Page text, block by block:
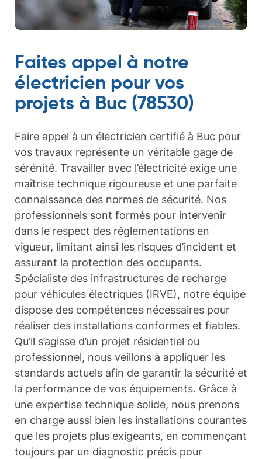
Faites appel à notre
électricien pour vos
projets à Buc (78530)
Faire appel à un électricien certifié à Buc pour
vos travaux représente un véritable gage de
sérénité. Travailler avec l’électricité exige une
maîtrise technique rigoureuse et une parfaite
connaissance des normes de sécurité. Nos
professionnels sont formés pour intervenir
dans le respect des réglementations en
vigueur, limitant ainsi les risques d’incident et
assurant la protection des occupants.
Spécialiste des infrastructures de recharge
pour véhicules électriques (IRVE), notre équipe
dispose des compétences nécessaires pour
réaliser des installations conformes et fiables.
Qu’il s’agisse d’un projet résidentiel ou
professionnel, nous veillons à appliquer les
standards actuels afin de garantir la sécurité et
la performance de vos équipements. Grâce à
une expertise technique solide, nous prenons
en charge aussi bien les installations courantes
que les projets plus exigeants, en commençant
toujours par un diagnostic précis pour